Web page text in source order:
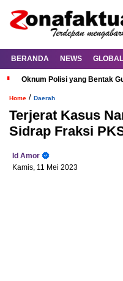
BERANDA NEWS GLOBAL
Oknum Polisi yang Bentak
Home / Daerah
Terjerat Kasus
Sidrap Fraksi
Id Amor
Kamis, 11 Mei 2023